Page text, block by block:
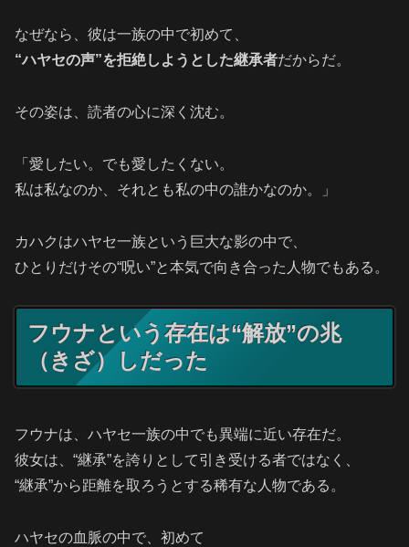
なぜなら、彼は一族の中で初めて、
“ハヤセの声”を拒絶しようとした継承者だからだ。
その姿は、読者の心に深く沈む。
「愛したい。でも愛したくない。
私は私なのか、それとも私の中の誰かなのか。」
カハクはハヤセ一族という巨大な影の中で、
ひとりだけその“呪い”と本気で向き合った人物でもある。
フウナという存在は“解放”の兆
（きざ）しだった
フウナは、ハヤセ一族の中でも異端に近い存在だ。
彼女は、“継承”を誇りとして引き受ける者ではなく、
“継承”から距離を取ろうとする稀有な人物である。
ハヤセの血脈の中で、初めて